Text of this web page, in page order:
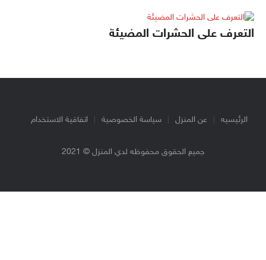
التعرف على الحشرات المضيئة
الرئيسيه عن المنزل سياسة الخصوصية اتفاقية الاستخدام
جميع الحقوق محفوظه لدي المنزل © 2021